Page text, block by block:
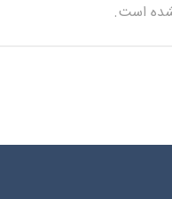
است.